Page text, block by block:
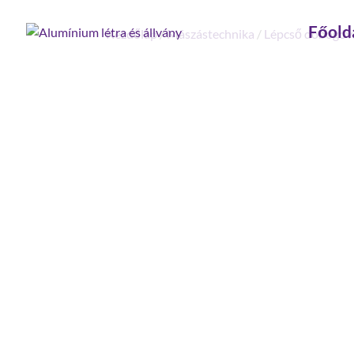
Kezdőlap/Mászástechnika / Lépcső